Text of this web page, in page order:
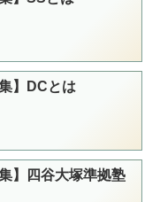
】DCとは
】四谷大塚準拠塾